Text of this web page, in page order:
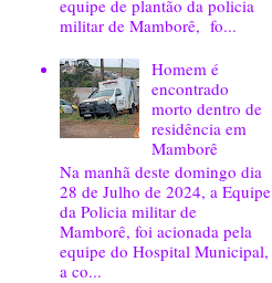
equipe de plantão da policia
militar de Mamborê, fo...
Homem é
encontrado
morto dentro de
residência em
Mamborê
Na manhã deste domingo dia
28 de Julho de 2024, a Equipe
da Policia militar de
Mamborê, foi acionada pela
equipe do Hospital Municipal,
a co...